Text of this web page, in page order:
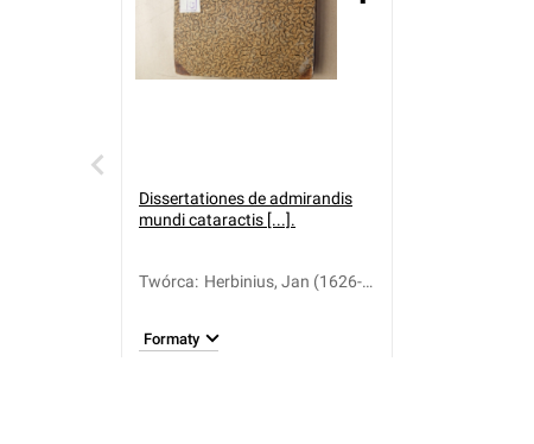
Dissertationes de admirandis
mundi cataractis [...].
Twórca: Herbinius, Jan (1626-
Formaty